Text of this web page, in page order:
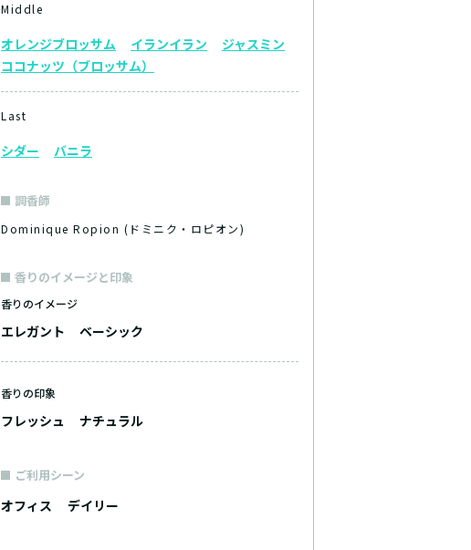
Middle
オレンジブロッサム イランイラン
ジャスミン
ココナッツ（ブロッサム）
Last
シダー バニラ
調香師
Dominique Ropion (ドミニク・ロピオン)
香りのイメージと印象
香りのイメージ
エレガント ベーシック
香りの印象
フレッシュ ナチュラル
ご利用シーン
オフィス デイリー